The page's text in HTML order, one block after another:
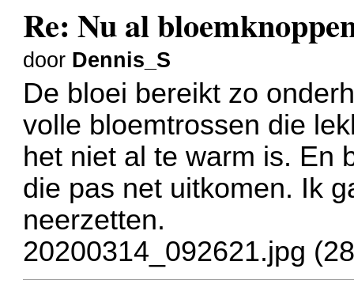
Re: Nu al
door Dennis_S
De bloei bereikt zo
volle bloemtrossen die
het niet al te warm is. En
die pas net uitkomen. Ik
neerzetten.
20200314_092621.jpg